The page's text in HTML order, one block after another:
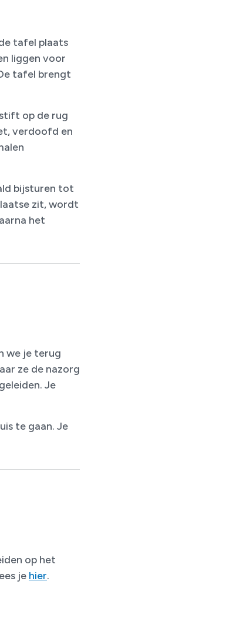
tafel plaats
liggen voor
tafel brengt
op de rug
verdoofd en
bijsturen tot
zit, wordt
het
we je terug
ze de nazorg
Je
te gaan. Je
op het
je hier.